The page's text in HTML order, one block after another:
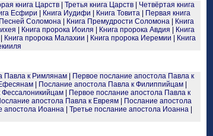
книга Царств Третья книга Царств
Четвёртая книга
Есфири Книга Иудифи Книга Товита
Первая книга
Соломона| Книга Премудрости Соломона|
Книга
Книга пророка Иоиля Книга пророка Авдия
Книга
Книга пророка Малахии Книга пророка Иеремии
Книга
Павла к Римлянам|
Первое послание апостола Павла к
Послание апостола Павла к Филиппийцам
Фессалоникийцам|
Первое послание апостола Павла к
апостола Павла к Евреям|
Послание апостола
апостола Иоанна Третье послание апостола Иоанна